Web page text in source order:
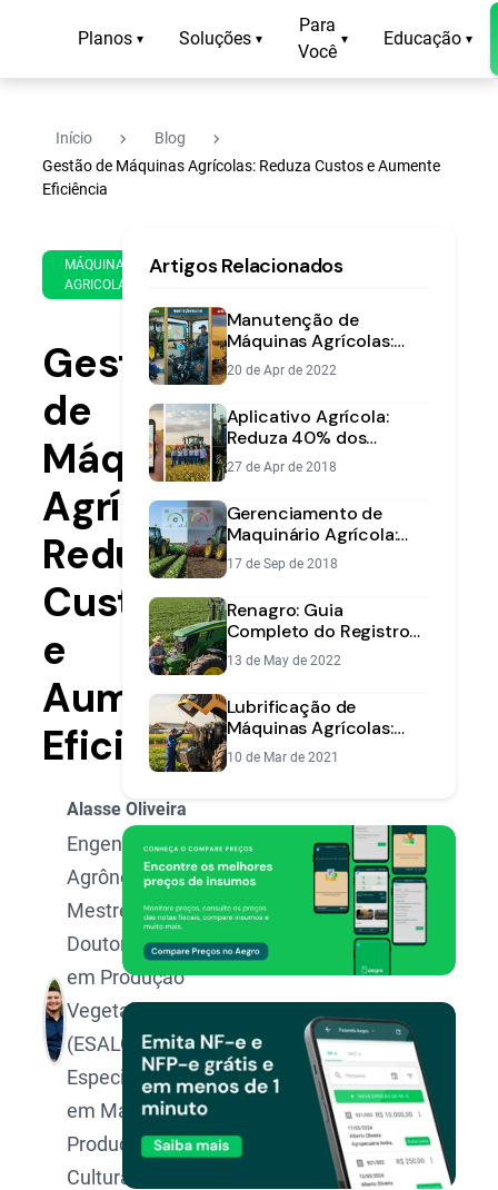
Planos ▾ Soluções ▾
Para
Você
▾ Educação ▾
Início navigate_next Blog navigate_next
Gestão de Máquinas Agrícolas: Reduza Custos e Aumente
Eficiência
MÁQUINAS
AGRICOLAS
Mar
2025
min
Gestão
de
Máquinas
Agrícolas:
Reduza
Custos
e
Aumente
Eficiência
Alasse Oliveira
Engenheiro
Agrônomo,
Mestre e
Doutorando
em Produção
Vegetal pela
(ESALQ/USP).
Especialista
em Manejo e
Produção de
Culturas no
Artigos Relacionados
Manutenção de
Máquinas Agrícolas:
Preditiva, Preventiva e
Corretiva
20 de Apr de 2022
Aplicativo Agrícola:
Reduza 40% dos
Custos e Expanda 25%
ao Ano
27 de Apr de 2018
Gerenciamento de
Maquinário Agrícola:
Maximize Eficiência e
Reduza Custos
17 de Sep de 2018
Renagro: Guia
Completo do Registro
de Tratores e Máquinas
Agrícolas
13 de May de 2022
Lubrificação de
Máquinas Agrícolas:
Maximize Vida Útil e
Eficiência
10 de Mar de 2021